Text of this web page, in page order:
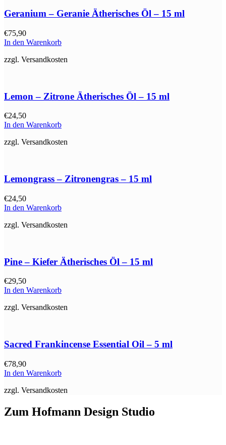
Geranium – Geranie Ätherisches Öl – 15 ml
€75,90
In den Warenkorb
zzgl. Versandkosten
Lemon – Zitrone Ätherisches Öl – 15 ml
€24,50
In den Warenkorb
zzgl. Versandkosten
Lemongrass – Zitronengras – 15 ml
€24,50
In den Warenkorb
zzgl. Versandkosten
Pine – Kiefer Ätherisches Öl – 15 ml
€29,50
In den Warenkorb
zzgl. Versandkosten
Sacred Frankincense Essential Oil – 5 ml
€78,90
In den Warenkorb
zzgl. Versandkosten
Zum Hofmann Design Studio